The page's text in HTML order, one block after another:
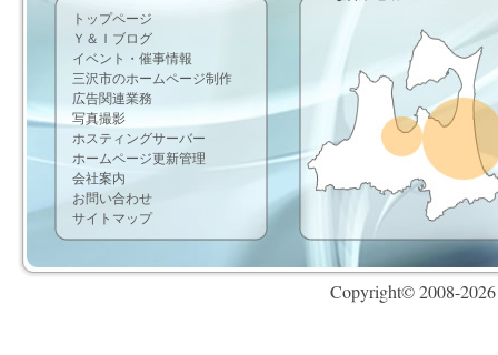
トップページ
Ｙ＆Ｉブログ
イベント・催事情報
三沢市のホームページ制作
広告関連業務
写真撮影
ホスティングサーバー
ホームページ更新管理
会社案内
お問い合わせ
サイトマップ
Copyright© 2008-